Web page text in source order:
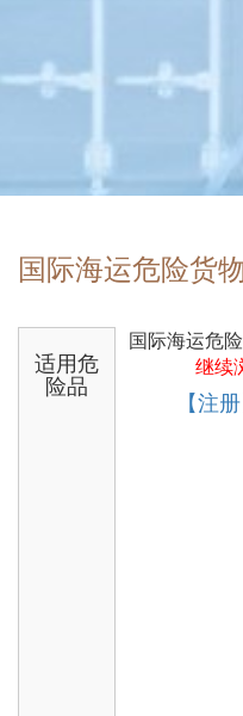
国际海运危险货
适用危
险品
国际海运危
继续
【注